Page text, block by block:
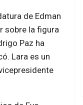
de Edman
sobre la figura
Paz ha
Lara es un